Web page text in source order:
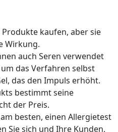
kaufen, aber sie
Wirkung.
auch Seren verwendet
das Verfahren selbst
das den Impuls erhöht.
bestimmt seine
der Preis.
besten, einen Allergietest
Sie sich und Ihre Kunden.